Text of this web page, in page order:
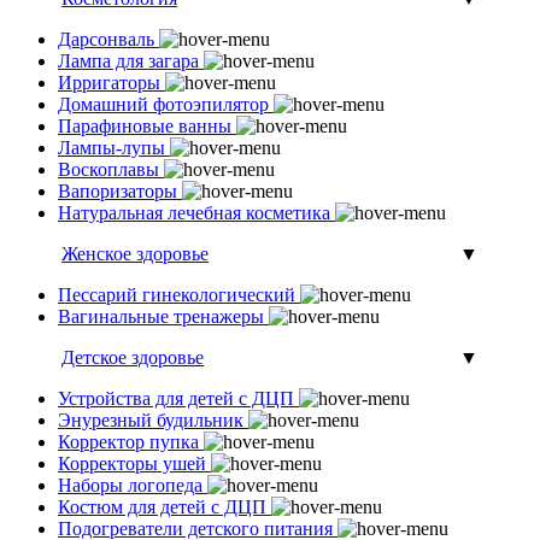
Дарсонваль
Лампа для загара
Ирригаторы
Домашний фотоэпилятор
Парафиновые ванны
Лампы-лупы
Воскоплавы
Вапоризаторы
Натуральная лечебная косметика
Женское здоровье
▼
Пессарий гинекологический
Вагинальные тренажеры
Детское здоровье
▼
Устройства для детей с ДЦП
Энурезный будильник
Корректор пупка
Корректоры ушей
Наборы логопеда
Костюм для детей с ДЦП
Подогреватели детского питания